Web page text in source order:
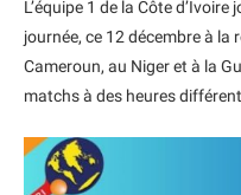
L’équipe 1 de la Côte
journée, ce 12 décembre à
Cameroun, au Niger et à la
matchs à des heures